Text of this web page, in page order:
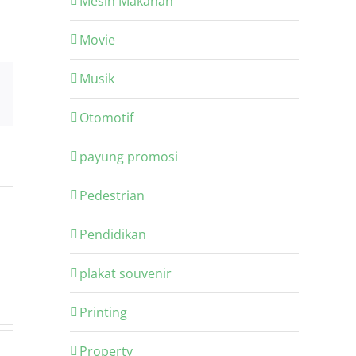
Movie
Musik
Otomotif
payung promosi
Pedestrian
Pendidikan
plakat souvenir
Printing
Property